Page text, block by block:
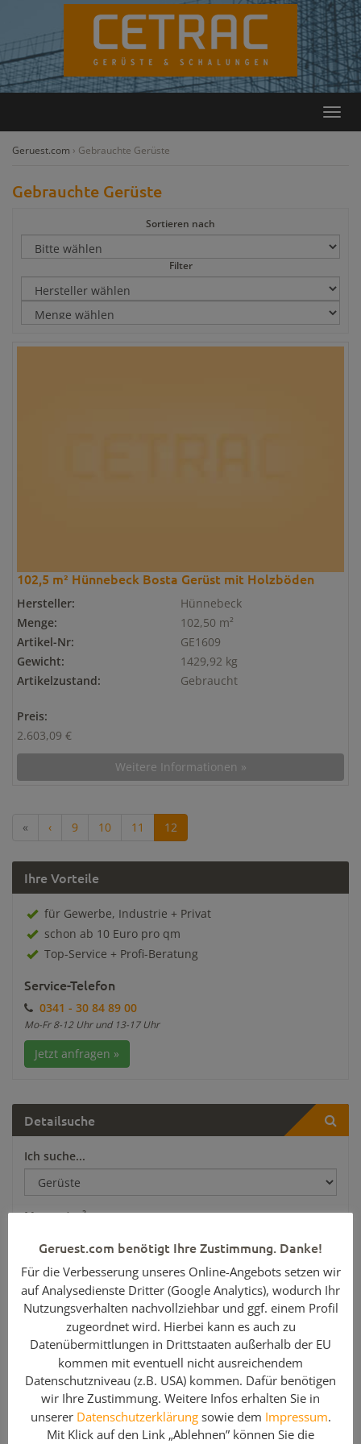
Geruest.com › Gebrauchte Gerüste
Gebrauchte Gerüste
Sortieren nach
Filter
102,5 m² Hünnebeck Bosta Gerüst mit Holzböden
Hersteller:
Hünnebeck
Menge:
102,50 m²
Artikel-Nr:
GE1609
Gewicht:
1429,92 kg
Artikelzustand:
Gebraucht
Preis:
2.603,09 €
Weitere Informationen »
« ‹ 9 10 11 12
Ihre Vorteile
für Gewerbe, Industrie + Privat
schon ab 10 Euro pro qm
Top-Service + Profi-Beratung
Service-Telefon
0341 - 30 84 89 00
Mo-Fr 8-12 Uhr und 13-17 Uhr
Jetzt anfragen »
Detailsuche
Ich suche...
Menge / m²
Artikelzustand
Hersteller & System
Geruest.com benötigt Ihre Zustimmung. Danke!
Für die Verbesserung unseres Online-Angebots setzen wir
auf Analysedienste Dritter (Google Analytics), wodurch Ihr
Nutzungsverhalten nachvollziehbar und ggf. einem Profil
zugeordnet wird. Hierbei kann es auch zu
Datenübermittlungen in Drittstaaten außerhalb der EU
kommen mit eventuell nicht ausreichendem
Datenschutzniveau (z.B. USA) kommen. Dafür benötigen
wir Ihre Zustimmung. Weitere Infos erhalten Sie in
unserer Datenschutzerklärungsowie dem Impressum.
Mit Klick auf den Link „Ablehnen” können Sie die